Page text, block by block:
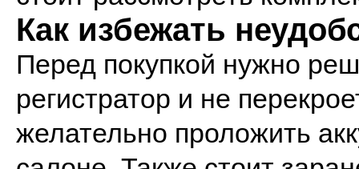
Как избежать
Перед покупкой нужно
регистратор и не
желательно проложить